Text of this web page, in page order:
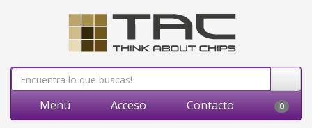
Menú Acceso Contacto 0